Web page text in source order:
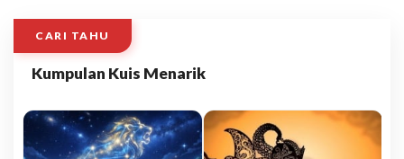
CARI TAHU
Kumpulan Kuis Menarik